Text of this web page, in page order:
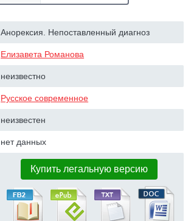
Анорексия. Непоставленный диагноз
Елизавета Романова
неизвестно
Русское современное
неизвестен
нет данных
Купить легальную версию